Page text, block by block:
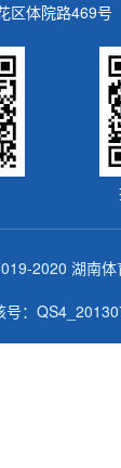
区体院路469号
2020 湖南体
号：